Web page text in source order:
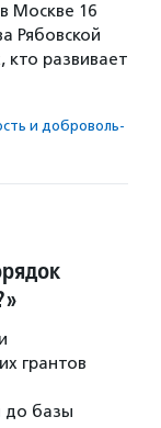
Москве 16
Рябовской
кто развивает
и доброволь­
грантов
до базы